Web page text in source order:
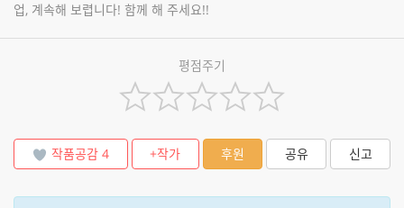
업, 계속해 보렵니다! 함께 해 주세요!!
평점주기
작품공감 4 +작가 후원 공유 신고